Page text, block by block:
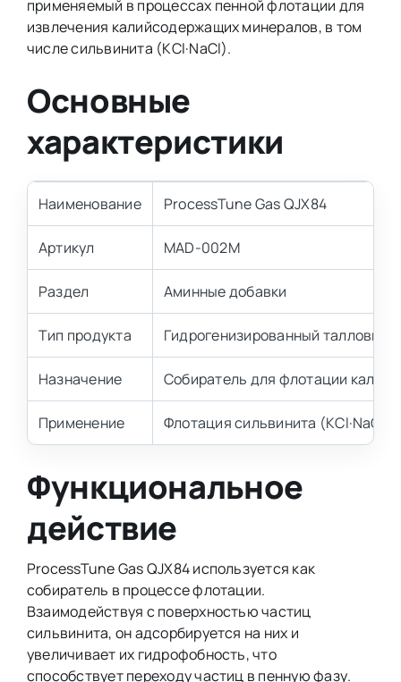
применяемый в процессах пенной флотации для
извлечения калийсодержащих минералов, в том
числе сильвинита (KCl·NaCl).
Основные
характеристики
Наименование ProcessTune Gas QJX84
Артикул MAD-002M
Раздел Аминные добавки
Тип продукта Гидрогенизированный талловый
Назначение Собиратель для флотации
Применение Флотация сильвинита
Функциональное
действие
ProcessTune Gas QJX84 используется как
собиратель в процессе флотации.
Взаимодействуя с поверхностью частиц
сильвинита, он адсорбируется на них и
увеличивает их гидрофобность, что
способствует переходу частиц в пенную фазу.